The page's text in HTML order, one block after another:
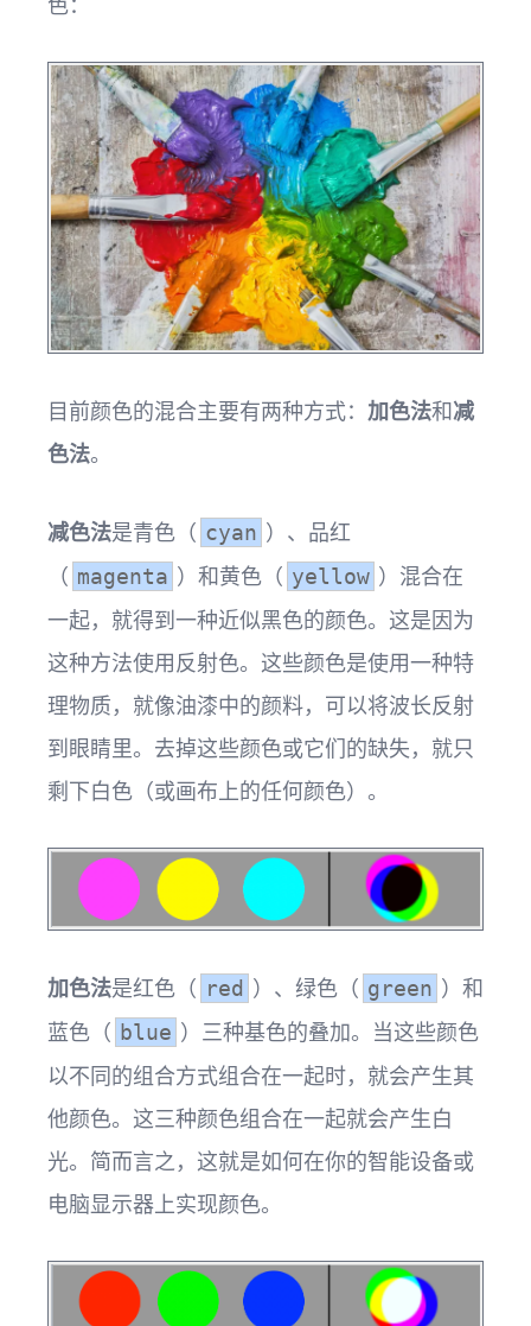
目前颜色的混合主要有两种方式： 加色法和减
色法。
减色法是青色（ cyan ）、品红
（ magenta ）和黄色（ yellow ）混合在
一起，就得到一种近似黑色的颜色。这是因为
这种方法使用反射色。这些颜色是使用一种特
理物质，就像油漆中的颜料，可以将波长反射
到眼睛里。去掉这些颜色或它们的缺失，就只
剩下白色（或画布上的任何颜色）。
加色法是红色（ red ）、绿色（ green ）和
蓝色（ blue ）三种基色的叠加。当这些颜色
以不同的组合方式组合在一起时，就会产生其
他颜色。这三种颜色组合在一起就会产生白
光。简而言之，这就是如何在你的智能设备或
电脑显示器上实现颜色。